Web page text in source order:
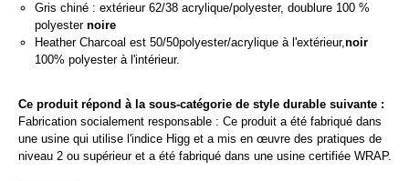
Gris chiné : extérieur 62/38 acrylique/polyester, doublure 100 %
polyester noire
Heather Charcoal est 50/50polyester/acrylique à l'extérieur,noir
100% polyester à l'intérieur.
Ce produit répond à la sous-catégorie de style durable suivante :
Fabrication socialement responsable : Ce produit a été fabriqué dans
une usine qui utilise l'indice Higg et a mis en œuvre des pratiques de
niveau 2 ou supérieur et a été fabriqué dans une usine certifiée WRAP.